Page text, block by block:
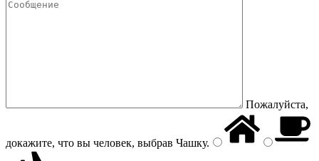
Пожалуйста,
докажите, что вы человек, выбрав Чашку.